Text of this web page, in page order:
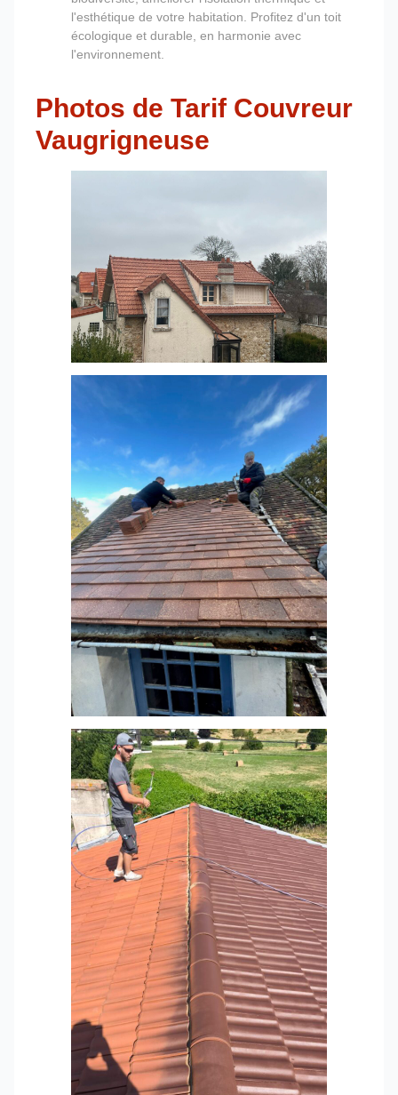
l'esthétique de votre habitation. Profitez d'un toit
écologique et durable, en harmonie avec
l'environnement.
Photos de Tarif Couvreur
Vaugrigneuse